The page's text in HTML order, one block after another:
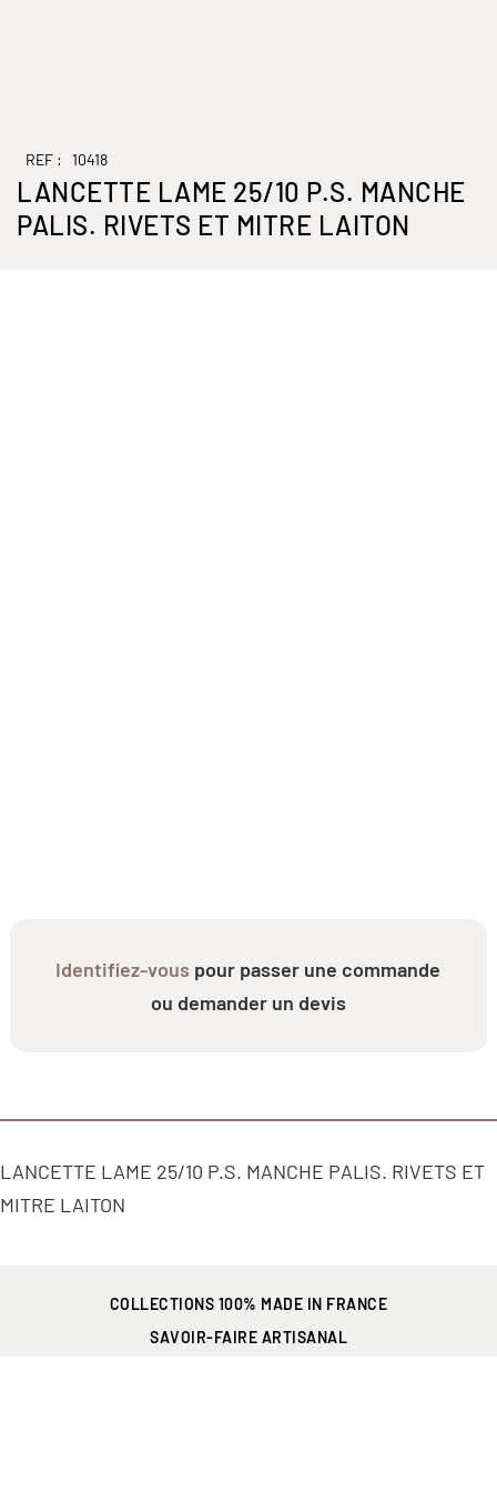
REF : 10418
LANCETTE LAME 25/10 P.S. MANCHE
PALIS. RIVETS ET MITRE LAITON
Identifiez-vous pour passer une commande
ou demander un devis
LANCETTE LAME 25/10 P.S. MANCHE PALIS. RIVETS ET
MITRE LAITON
COLLECTIONS 100% MADE IN FRANCE
SAVOIR-FAIRE ARTISANAL